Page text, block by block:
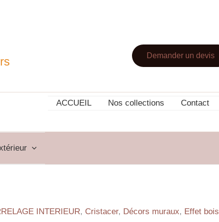
Demander un devis
ACCUEIL Nos collections Contact
INTERIEUR, Cristacer, Décors muraux, Effet bois